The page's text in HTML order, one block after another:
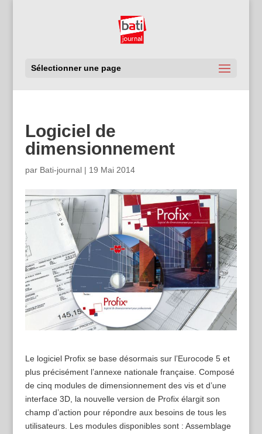
Sélectionner une page
Logiciel de
dimensionnement
par Bati-journal| 19 Mai 2014
Le logiciel Profix se base désormais sur l’Eurocode 5 et
plus précisément l’annexe nationale française. Composé
de cinq modules de dimensionnement des vis et d’une
interface 3D, la nouvelle version de Profix élargit son
champ d’action pour répondre aux besoins de tous les
utilisateurs. Les modules disponibles sont : Assemblage